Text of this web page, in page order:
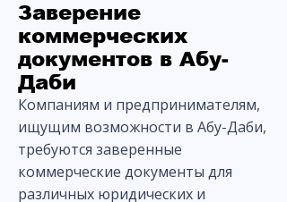
Заверение
коммерческих
документов в Абу-
Даби
Компаниям и предпринимателям,
ищущим возможности в Абу-Даби,
требуются заверенные
коммерческие документы для
различных юридических и